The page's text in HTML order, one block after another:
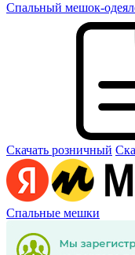
Спальный мешок-
Скачать розничный
Спальные мешки